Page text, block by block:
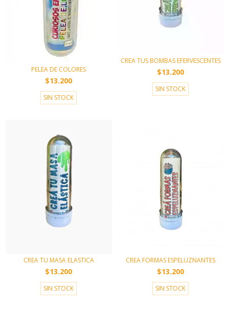
PELEA DE COLORES
$13.200
SIN STOCK
CREA TUS BOMBAS EFERVESCENTES
$13.200
SIN STOCK
CREA TU MASA ELASTICA
$13.200
SIN STOCK
CREA FORMAS ESPELUZNANTES
$13.200
SIN STOCK